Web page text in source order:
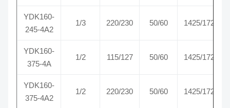
YDK160-
245-4A2
1/3 220/230 50/60 1425/1725
YDK160-
375-4A
1/2 115/127 50/60 1425/1725
YDK160-
375-4A2
1/2 220/230 50/60 1425/1725